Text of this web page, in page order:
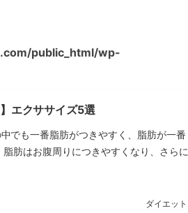
public_html/wp-
エクササイズ5選
でも一番脂肪がつきやすく、脂肪が一番
肪はお腹周りにつきやすくなり、さらに
ダイエット